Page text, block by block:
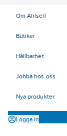
Om Ahlsell
Butiker
Hållbarhet
Jobba hos oss
Nya produkter
Logga in